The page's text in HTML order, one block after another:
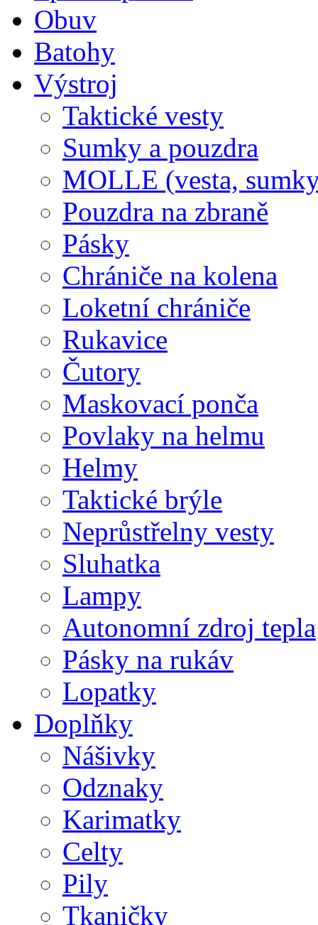
Obuv
Batohy
Výstroj
Taktické vesty
Sumky a pouzdra
MOLLE (vesta,
Pouzdra na zbraně
Pásky
Chrániče na kolena
Loketní chrániče
Rukavice
Čutory
Maskovací ponča
Povlaky na helmu
Helmy
Taktické brýle
Neprůstřelny vesty
Sluhatka
Lampy
Autonomní zdroj tepla
Pásky na rukáv
Lopatky
Doplňky
Nášivky
Odznaky
Karimatky
Celty
Pily
Tkaničky